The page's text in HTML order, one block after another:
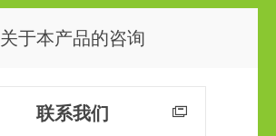
关于本产品的咨询
联系我们